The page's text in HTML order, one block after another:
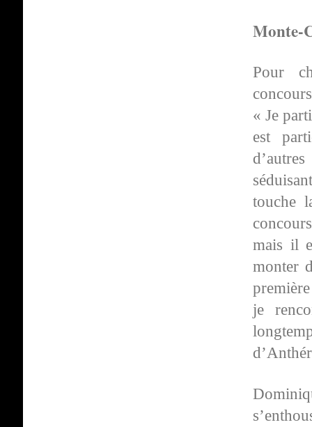
Monte-
Pour
« Je
est
touche
mais il
monter
je